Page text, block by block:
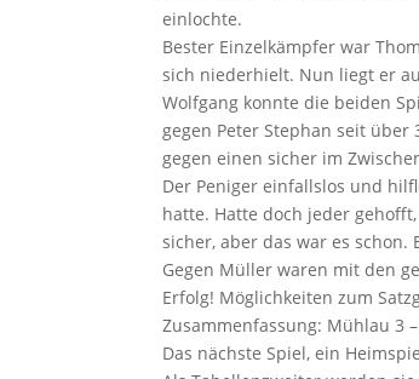
einlochte.
Bester Einzelkämpfer war
sich niederhielt. Nun liegt er
Wolfgang konnte die beiden
gegen Peter Stephan seit
gegen einen sicher im
Der Peniger einfallslos und
hatte. Hatte doch jeder
sicher, aber das war es
Gegen Müller waren mit den
Erfolg! Möglichkeiten zum
Zusammenfassung: Mühlau 3
Das nächste Spiel, ein